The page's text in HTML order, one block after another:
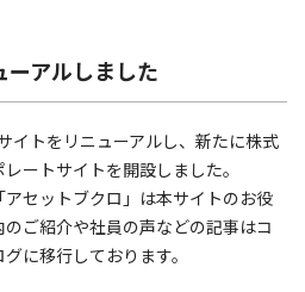
アルしました
トをリニューアルし、新たに株式
ートサイトを開設しました。
セットブクロ」は本サイトのお役
ご紹介や社員の声などの記事はコ
に移行しております。